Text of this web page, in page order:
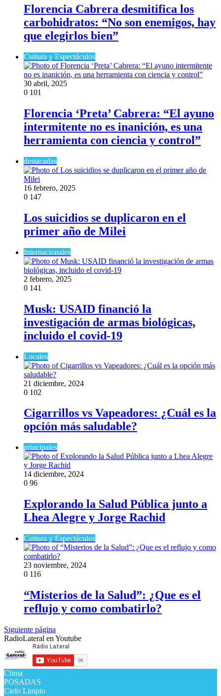
Florencia Cabrera desmitifica los
carbohidratos: “No son enemigos, hay
que elegirlos bien”
Cultura y Espectáculos
30 abril, 2025
0 101
Florencia ‘Preta’ Cabrera: “El ayuno
intermitente no es inanición, es una
herramienta con ciencia y control”
destacadas
16 febrero, 2025
0 147
Los suicidios se duplicaron en el
primer año de Milei
Internacionales
2 febrero, 2025
0 141
Musk: USAID financió la
investigación de armas biológicas,
incluido el covid-19
Locales
21 diciembre, 2024
0 102
Cigarrillos vs Vapeadores: ¿Cuál es la
opción más saludable?
principales
14 diciembre, 2024
0 96
Explorando la Salud Pública junto a
Lhea Alegre y Jorge Rachid
Cultura y Espectáculos
23 noviembre, 2024
0 116
“Misterios de la Salud”: ¿Que es el
reflujo y como combatirlo?
Siguiente página
RadioLateral en Youtube
Clima
POSADAS
Cielo Limpio